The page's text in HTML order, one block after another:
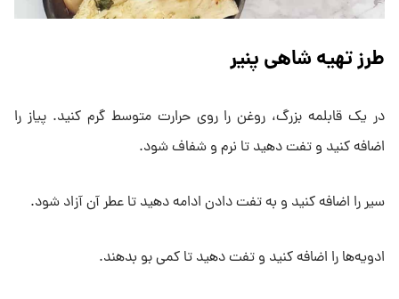
طرز تهیه شاهی پنیر
در یک قابلمه بزرگ، روغن را روی حرارت متوسط گرم کنید. پیاز را
اضافه کنید و تفت دهید تا نرم و شفاف شود.
سیر را اضافه کنید و به تفت دادن ادامه دهید تا عطر آن آزاد شود.
ادویه‌ها را اضافه کنید و تفت دهید تا کمی بو بدهند.